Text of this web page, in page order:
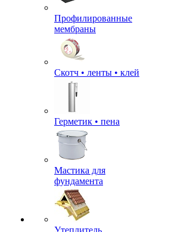
Профилированные
мембраны
Скотч • ленты • клей
Герметик • пена
Мастика для
фундамента
Утеплитель